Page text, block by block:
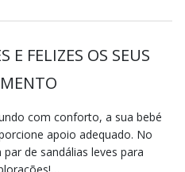
E FELIZES OS SEUS
com conforto, a sua bebé
apoio adequado. No
de sandálias leves para